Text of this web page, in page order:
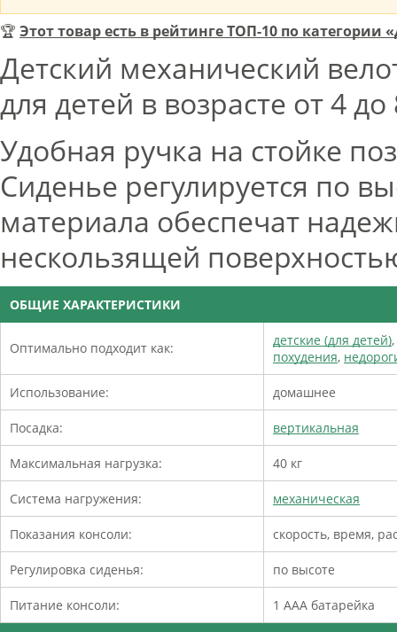
🏆 Этот товар есть в рейтинге ТОП-10 по
Детский механический
для детей в возрасте от 4 до
Удобная ручка на стойке
Сиденье регулируется по
материала обеспечат
нескользящей
ОБЩИЕ ХАРАКТЕРИСТИКИ
Оптимально подходит как: детские (для детей),
похудения,
Использование: домашнее
Посадка: вертикальная
Максимальная нагрузка: 40 кг
Система нагружения: механическая
Показания консоли: скорость, время,
Регулировка сиденья: по высоте
Питание консоли: 1 ААА батарейка